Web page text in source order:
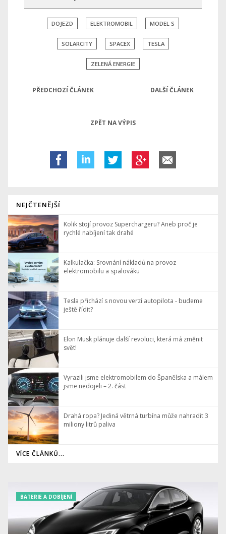
DOJEZD ELEKTROMOBIL MODEL S
SOLARCITY SPACEX TESLA
ZELENÁ ENERGIE
PŘEDCHOZÍ ČLÁNEK DALŠÍ ČLÁNEK
ZPĚT NA VÝPIS
NEJČTENĚJŠÍ
Kolik stojí provoz Superchargeru? Aneb proč je
rychlé nabíjení tak drahé
Kalkulačka: Srovnání nákladů na provoz
elektromobilu a spalováku
Tesla přichází s novou verzí autopilota - budeme
ještě řídit?
Elon Musk plánuje další revoluci, která má změnit
svět!
Vyrazili jsme elektromobilem do Španělska a málem
jsme nedojeli – 2. část
Drahá ropa? Jediná větrná turbína může nahradit 3
miliony litrů paliva
VÍCE ČLÁNKŮ...
BATERIE A DOBÍJENÍ